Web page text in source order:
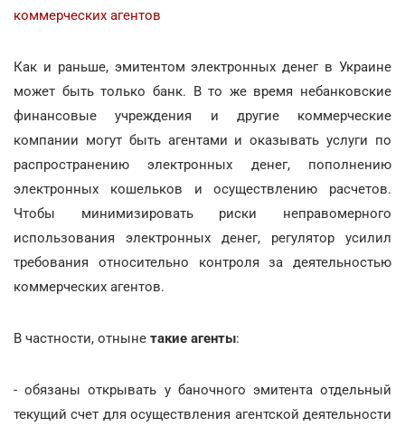
коммерческих агентов
Как и раньше, эмитентом электронных денег в Украине
может быть только банк. В то же время небанковские
финансовые учреждения и другие коммерческие
компании могут быть агентами и оказывать услуги по
распространению электронных денег, пополнению
электронных кошельков и осуществлению расчетов.
Чтобы минимизировать риски неправомерного
использования электронных денег, регулятор усилил
требования относительно контроля за деятельностью
коммерческих агентов.
В частности, отныне такие агенты:
- обязаны открывать у баночного эмитента отдельный
текущий счет для осуществления агентской деятельности